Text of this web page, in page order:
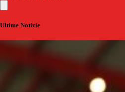
Ultime Notizie